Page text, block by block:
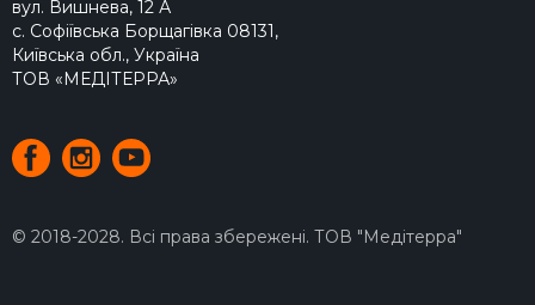
вул. Вишнева, 12 А
с. Софіївська Борщагівка 08131,
Київська обл., Україна
ТОВ «МЕДІТЕРРА»
© 2018-2028. Всі права збережені. ТОВ "Медітерра"